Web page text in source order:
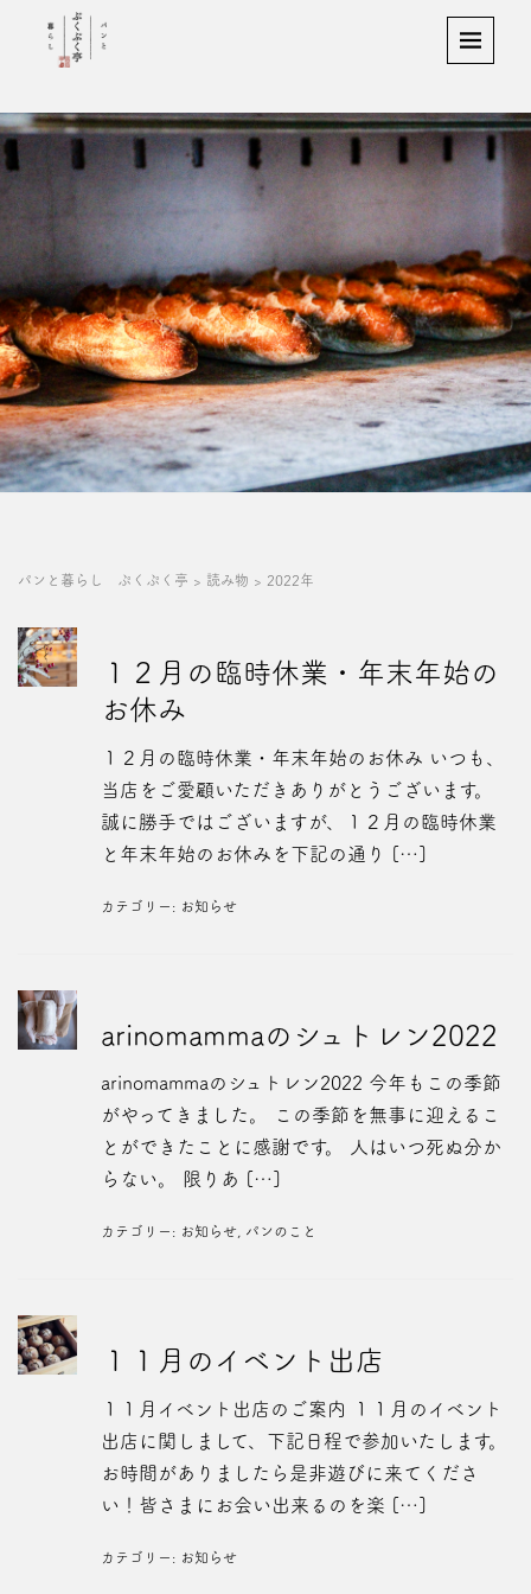
パンと暮らし ぷくぷく亭 > 読み物 > 2022年
１２月の臨時休業・年末年始の
お休み
１２月の臨時休業・年末年始のお休み いつも、
当店をご愛顧いただきありがとうございます。
誠に勝手ではございますが、１２月の臨時休業
と年末年始のお休みを下記の通り […]
カテゴリー: お知らせ
arinomammaのシュトレン2022
arinomammaのシュトレン2022 今年もこの季節
がやってきました。 この季節を無事に迎えるこ
とができたことに感謝です。 人はいつ死ぬ分か
らない。 限りあ […]
カテゴリー: お知らせ パンのこと
１１月のイベント出店
１１月イベント出店のご案内 １１月のイベント
出店に関しまして、下記日程で参加いたします。
お時間がありましたら是非遊びに来てくださ
い！皆さまにお会い出来るのを楽 […]
カテゴリー: お知らせ